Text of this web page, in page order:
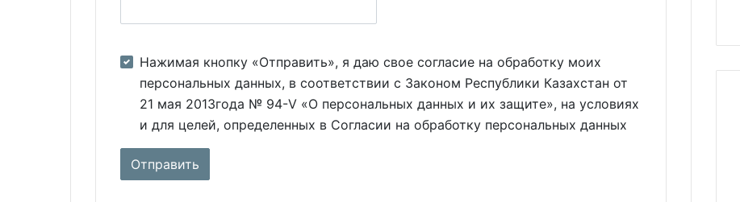
Нажимая кнопку «Отправить», я даю свое согласие на обработку моих
персональных данных, в соответствии с Законом Республики Казахстан от
21 мая 2013года № 94-V «О персональных данных и их защите», на условиях
и для целей, определенных в Согласии на обработку персональных данных